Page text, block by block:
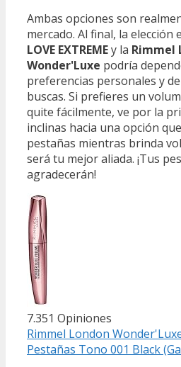
Ambas opciones son
mercado. Al final, la elección
LOVE EXTREMEy la Rimmel
Wonder'Luxe podría
preferencias personales y
buscas. Si prefieres un
quite fácilmente, ve por la
inclinas hacia una opción
pestañas mientras brinda
será tu mejor aliada. ¡Tus
agradecerán!
7.351 Opiniones
Rimmel London
Pestañas Tono 001 Black